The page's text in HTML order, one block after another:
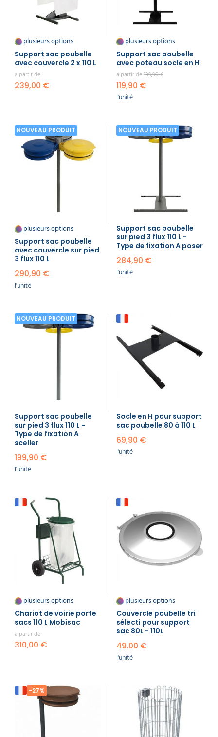
plusieurs options
Support sac poubelle
avec couvercle 2 x 110 L
a partir de
239,00 €
plusieurs options
Support sac poubelle
avec poteau socle en H
a partir de139,90 €
119,90 €
l'unité
NOUVEAU PRODUIT
plusieurs options
Support sac poubelle
avec couvercle sur pied
3 flux 110 L
290,90 €
l'unité
NOUVEAU PRODUIT
Support sac poubelle
sur pied 3 flux 110 L -
Type de fixation A poser
284,90 €
l'unité
NOUVEAU PRODUIT
Support sac poubelle
sur pied 3 flux 110 L -
Type de fixation A
sceller
199,90 €
l'unité
Socle en H pour support
sac poubelle 80 à 110 L
69,90 €
l'unité
plusieurs options
Chariot de voirie porte
sacs 110 L Mobisac
a partir de
310,00 €
plusieurs options
Couvercle poubelle​ tri
sélecti pour support
sac 80L - 110L
49,00 €
l'unité
-27%